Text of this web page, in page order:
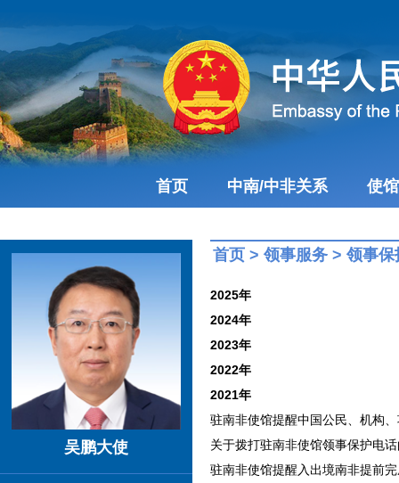
首页 中南/中非关系 使
吴鹏大使
首页 > 领事服务 > 领事保
2025年
2024年
2023年
2022年
2021年
驻南非使馆提醒中国公民、机构
关于拨打驻南非使馆领事保护电
驻南非使馆提醒入出境南非提前